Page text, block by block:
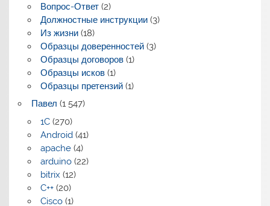
Вопрос-Ответ(2)
Должностные инструкции(3)
Из жизни(18)
Образцы доверенностей(3)
Образцы договоров(1)
Образцы исков(1)
Образцы претензий(1)
Павел (1 547)
1C(270)
Android(41)
apache(4)
arduino(22)
bitrix (12)
C++(20)
Cisco(1)